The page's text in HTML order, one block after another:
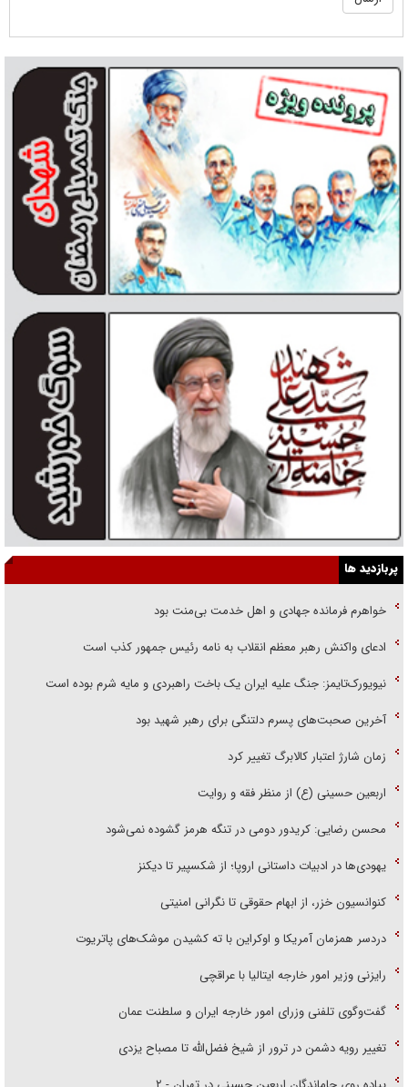
پربازدید ها
خواهرم فرمانده جهادی و اهل خدمت بی‌منت بود
ادعای واکنش رهبر معظم انقلاب به نامه رئیس جمهور کذب است
نیویورک‌تایمز: جنگ علیه ایران یک باخت راهبردی و مایه شرم بوده است
آخرین صحبت‌های پسرم دلتنگی برای رهبر شهید بود
زمان شارژ اعتبار کالابرگ تغییر کرد
اربعین حسینی (ع) از منظر فقه و روایت
محسن رضایی: کریدور دومی در تنگه هرمز گشوده نمی‌شود
یهودی‌ها در ادبیات داستانی اروپا؛ از شکسپیر تا دیکنز
کنوانسیون خزر، از ابهام حقوقی تا نگرانی امنیتی
دردسر همزمان آمریکا و اوکراین با ته کشیدن موشک‌های پاتریوت
رایزنی وزیر امور خارجه ایتالیا با عراقچی
گفت‌وگوی تلفنی وزرای امور خارجه ایران و سلطنت عمان
تغییر رویه دشمن در ترور از شیخ فضل‌الله تا مصباح یزدی